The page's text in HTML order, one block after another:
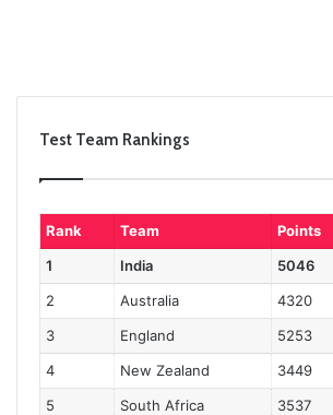
Test Team Rankings
Rank Team Points
1
India 5046
2
Australia 4320
3
England 5253
4
New Zealand 3449
5
South Africa 3537